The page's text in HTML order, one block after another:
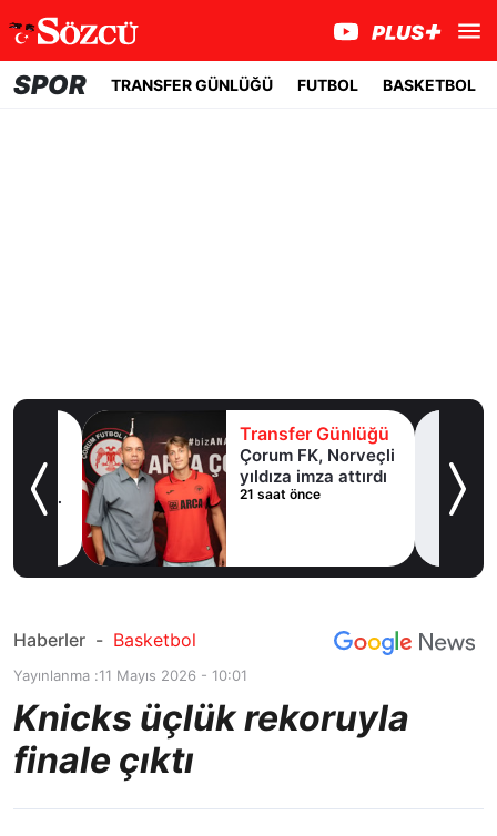
SPOR TRANSFER GÜNLÜĞÜ FUTBOL BASKETBOL
Transfer Günlüğü
Çorum FK, Norveçli
yıldıza imza attırdı
21 saat önce
Haberler - Basketbol
Yayınlanma :11 Mayıs 2026 - 10:01
Knicks üçlük rekoruyla
finale çıktı